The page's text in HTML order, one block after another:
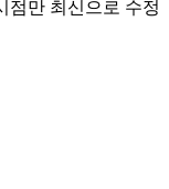
점만 최신으로 수정